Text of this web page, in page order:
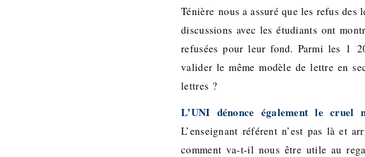
Ténière nous a assuré que les refus des
discussions avec les étudiants ont
refusées pour leur fond. Parmi les 1
valider le même modèle de lettre en
lettres ?
L’UNI dénonce également le cruel
L’enseignant référent n’est pas là et
comment va-t-il nous être utile au